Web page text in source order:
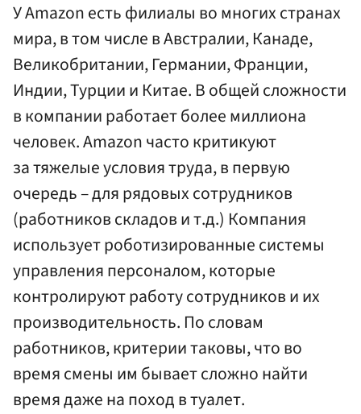
У Amazon есть филиалы во многих странах
мира, в том числе в Австралии, Канаде,
Великобритании, Германии, Франции,
Индии, Турции и Китае. В общей сложности
в компании работает более миллиона
человек. Amazon часто критикуют
за тяжелые условия труда, в первую
очередь – для рядовых сотрудников
(работников складов и т.д.) Компания
использует роботизированные системы
управления персоналом, которые
контролируют работу сотрудников и их
производительность. По словам
работников, критерии таковы, что во
время смены им бывает сложно найти
время даже на поход в туалет.